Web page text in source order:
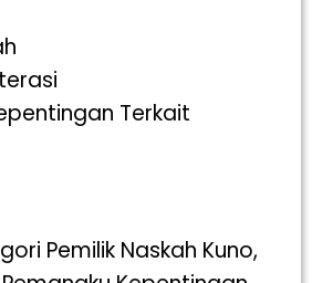
Terkait
Pemilik Naskah Kuno,